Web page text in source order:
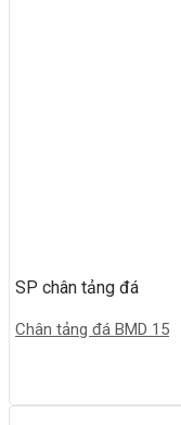
SP chân tảng đá
Chân tảng đá BMD 15